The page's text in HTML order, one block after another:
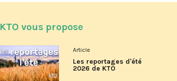
KTO vous propose
Article
Les reportages d'été
2026 de KTO